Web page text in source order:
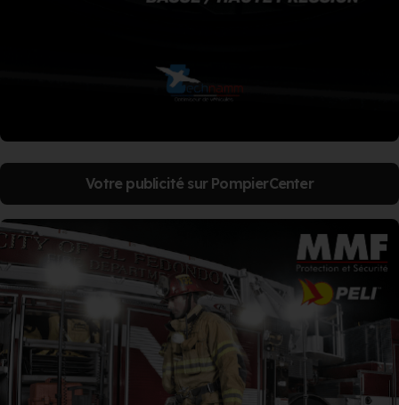
Votre publicité sur PompierCenter